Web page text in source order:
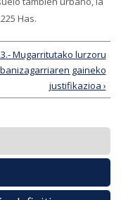
Has.
Mugarritutako lurzoru
gaineko
justifikazioa ›